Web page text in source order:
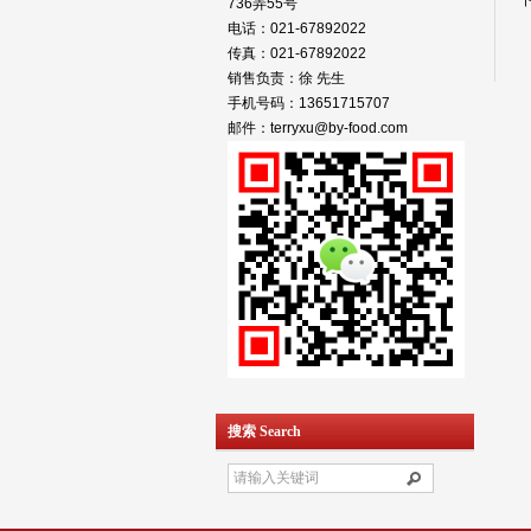
736弄55号
电话：021-67892022
传真：021-67892022
销售负责：徐 先生
手机号码：13651715707
邮件：terryxu@by-food.com
搜索 Search